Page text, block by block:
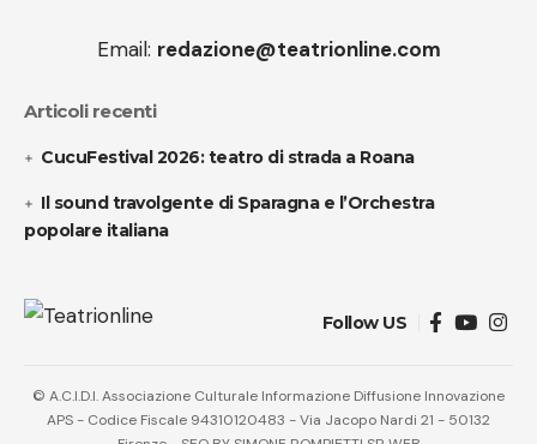
Email: redazione@teatrionline.com
Articoli recenti
CucuFestival 2026: teatro di strada a Roana
Il sound travolgente di Sparagna e l’Orchestra
popolare italiana
Follow US
© A.C.I.D.I. Associazione Culturale Informazione Diffusione Innovazione
APS - Codice Fiscale 94310120483 - Via Jacopo Nardi 21 - 50132